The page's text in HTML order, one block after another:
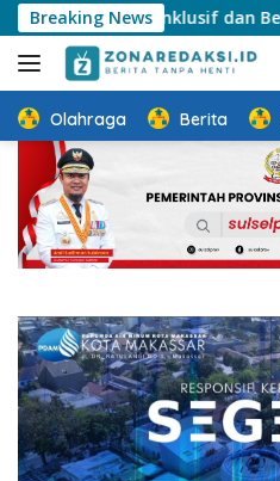
Langsung
ke
konten
Breaking News
Inklusif dan Berkeadilan
Olahraga Berita